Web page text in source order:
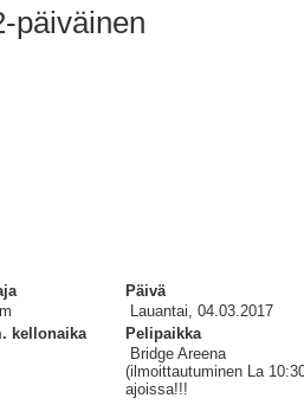
päiväinen
Päivä
Lauantai, 04.03.2017
kellonaika Pelipaikka
Bridge Areena
(ilmoittautuminen La
ajoissa!!!